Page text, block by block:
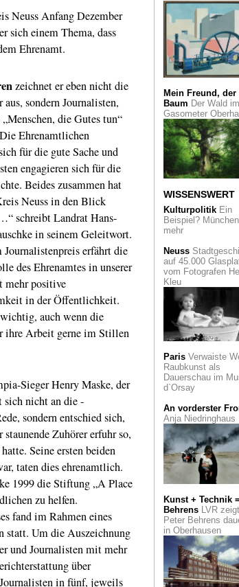
Neuss Anfang Dezember
sich einem Thema, dass
Ehrenamt.
zeichnet er eben nicht die
sondern Journalisten,
die Gutes tun“
Ehrenamtlichen
für die gute Sache und
engagieren sich für die
Beides zusammen hat
Neuss in den Blick
schreibt Landrat Hans-
in seinem Geleitwort.
erfährt die
des Ehrenamtes in unserer
mehr positive
in der Öffentlichkeit.
auch wenn die
ihre Arbeit gerne im Stillen
Sieger Henry Maske, der
sich nicht an die -
sondern entschied sich,
Zuhörer erfuhr so,
Seine ersten beiden
taten dies ehrenamtlich.
1999 die Stiftung „A Place
zu helfen.
fand im Rahmen eines
statt. Um die Auszeichnung
und Journalisten mit mehr
über
in fünf, jeweils
Rheinischer
im Dritten Reich
Vom Dokumentar
KünstlerDer
Fotograf Balthasar
Burkhard im
Das Gute liegt so
nahund "Ich bleib
mal hier", sagte
Wolfgang Bosbach.
Pilgerorte im
Kölner Krippenweg
das Museum
Schnütgen eine
spätbarocke
Neapel
In Planung
Internationales
Symposium zur
Geschichte der
Max Stern in
Dali und
Eine Schau über
Surrealismus und
Florida
BadekulturDas
Museum
Kulturgeschichte
Sauna und
Edouard ManetDer
Außenseiter und
Tabubrecher im
Heydt Museum
A Star was born
500. Geburtstag
Venezianers Jacopo
Tintoretto zeigt das
Kölner Wallraf
Museum sein
fulminantes
Mein Freund, der
Baum Der Wald im
Gasometer
WISSENSWERT
KulturpolitikEin
Beispiel?
mehr
Neuss
auf 45.000
vom Fotografen
Kleu
ParisVerwaiste
Raubkunst als
Dauerschau im
d`Orsay
An vorderster
Anja Niedringhaus
Kunst + Technik =
BehrensLVR zeigt
Peter Behrens
in Oberhausen